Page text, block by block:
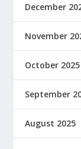
December
November
October 2025
September
August 2025